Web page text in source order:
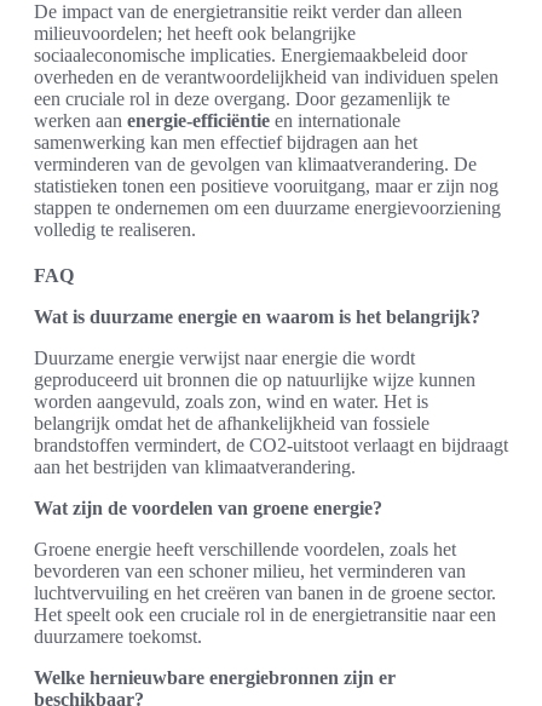
De impact van de energietransitie reikt verder dan alleen
milieuvoordelen; het heeft ook belangrijke
sociaaleconomische implicaties. Energiemaakbeleid door
overheden en de verantwoordelijkheid van individuen spelen
een cruciale rol in deze overgang. Door gezamenlijk te
werken aan energie-efficiëntie en internationale
samenwerking kan men effectief bijdragen aan het
verminderen van de gevolgen van klimaatverandering. De
statistieken tonen een positieve vooruitgang, maar er zijn nog
stappen te ondernemen om een duurzame energievoorziening
volledig te realiseren.
FAQ
Wat is duurzame energie en waarom is het belangrijk?
Duurzame energie verwijst naar energie die wordt
geproduceerd uit bronnen die op natuurlijke wijze kunnen
worden aangevuld, zoals zon, wind en water. Het is
belangrijk omdat het de afhankelijkheid van fossiele
brandstoffen vermindert, de CO2-uitstoot verlaagt en bijdraagt
aan het bestrijden van klimaatverandering.
Wat zijn de voordelen van groene energie?
Groene energie heeft verschillende voordelen, zoals het
bevorderen van een schoner milieu, het verminderen van
luchtvervuiling en het creëren van banen in de groene sector.
Het speelt ook een cruciale rol in de energietransitie naar een
duurzamere toekomst.
Welke hernieuwbare energiebronnen zijn er
beschikbaar?